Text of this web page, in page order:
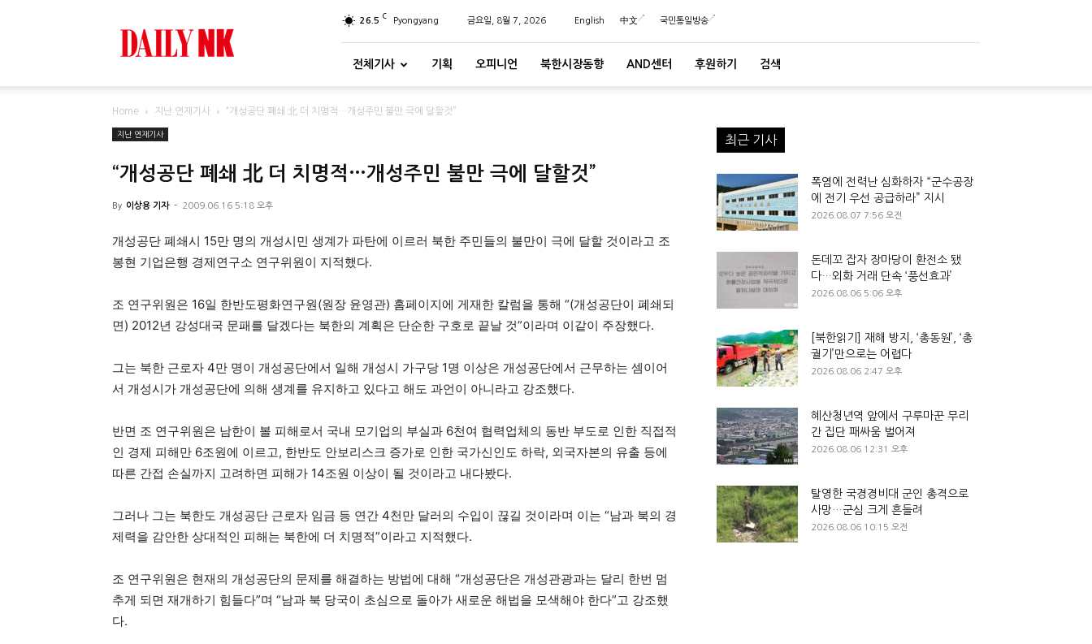
26.5 C Pyongyang 금요일, 8월 7, 2026 English 中文 국민통일방송
전체기사 기획 오피니언 북한시장동향 AND센터 후원하기 검색
Home 지난 연재기사 “개성공단 폐쇄 北 더 치명적…개성주민 불만 극에 달할것”
지난 연재기사
“개성공단 폐쇄 北 더 치명적…개성주민 불만 극에 달할것”
By 이상용 기자 - 2009.06.16 5:18 오후
개성공단 폐쇄시 15만 명의 개성시민 생계가 파탄에 이르러 북한 주민들의 불만이 극에 달할 것이라고 조
봉현 기업은행 경제연구소 연구위원이 지적했다.
조 연구위원은 16일 한반도평화연구원(원장 윤영관) 홈페이지에 게재한 칼럼을 통해 “(개성공단이 폐쇄되
면) 2012년 강성대국 문패를 달겠다는 북한의 계획은 단순한 구호로 끝날 것”이라며 이같이 주장했다.
그는 북한 근로자 4만 명이 개성공단에서 일해 개성시 가구당 1명 이상은 개성공단에서 근무하는 셈이어
서 개성시가 개성공단에 의해 생계를 유지하고 있다고 해도 과언이 아니라고 강조했다.
반면 조 연구위원은 남한이 볼 피해로서 국내 모기업의 부실과 6천여 협력업체의 동반 부도로 인한 직접적
인 경제 피해만 6조원에 이르고, 한반도 안보리스크 증가로 인한 국가신인도 하락, 외국자본의 유출 등에
따른 간접 손실까지 고려하면 피해가 14조원 이상이 될 것이라고 내다봤다.
그러나 그는 북한도 개성공단 근로자 임금 등 연간 4천만 달러의 수입이 끊길 것이라며 이는 “남과 북의 경
제력을 감안한 상대적인 피해는 북한에 더 치명적”이라고 지적했다.
조 연구위원은 현재의 개성공단의 문제를 해결하는 방법에 대해 “개성공단은 개성관광과는 달리 한번 멈
추게 되면 재개하기 힘들다”며 “남과 북 당국이 초심으로 돌아가 새로운 해법을 모색해야 한다”고 강조했
다.
최근 기사
폭염에 전력난 심화하자 “군수공장
에 전기 우선 공급하라” 지시
2026.08.07 7:56 오전
돈데꼬 잡자 장마당이 환전소 됐
다…외화 거래 단속 ‘풍선효과’
2026.08.06 5:06 오후
[북한읽기] 재해 방지, ‘총동원’, ‘총
궐기’만으로는 어렵다
2026.08.06 2:47 오후
혜산청년역 앞에서 구루마꾼 무리
간 집단 패싸움 벌어져
2026.08.06 12:31 오후
탈영한 국경경비대 군인 총격으로
사망…군심 크게 흔들려
2026.08.06 10:15 오전